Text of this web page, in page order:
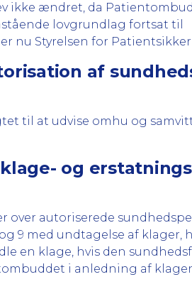
ikke ændret, da
lovgrundlag fortsat til
nu Styrelsen for
af
til at udvise omhu og
klage- og
over autoriserede
9 med undtagelse af klager,
en klage, hvis den
i anledning af